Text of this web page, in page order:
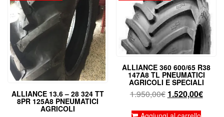
ALLIANCE 13.6 – 28 324 TT
8PR 125A8 PNEUMATICI
AGRICOLI
ALLIANCE 360 600/65 R38
147A8 TL PNEUMATICI
AGRICOLI E SPECIALI
1.950,00€ Il
1.520,00€Il